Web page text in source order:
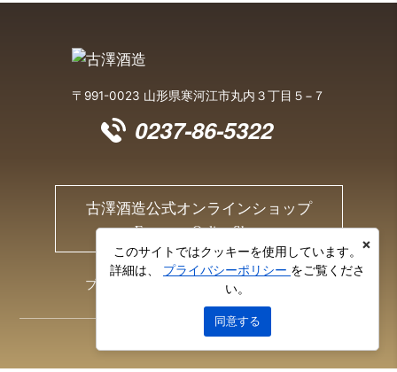
〒991-0023 山形県寒河江市丸内３丁目５−７
0237-86-5322
古澤酒造公式オンラインショップ
Furusawa Online Shop
プライバシーポリシー
© 2026 Furusawa Sake Brewery Co., Ltd.
このサイトではクッキーを使用しています。
詳細は、 プライバシーポリシー をご覧くださ
い。
同意する
×